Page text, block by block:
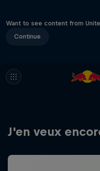
Want to see content from
Continue
J'en veux